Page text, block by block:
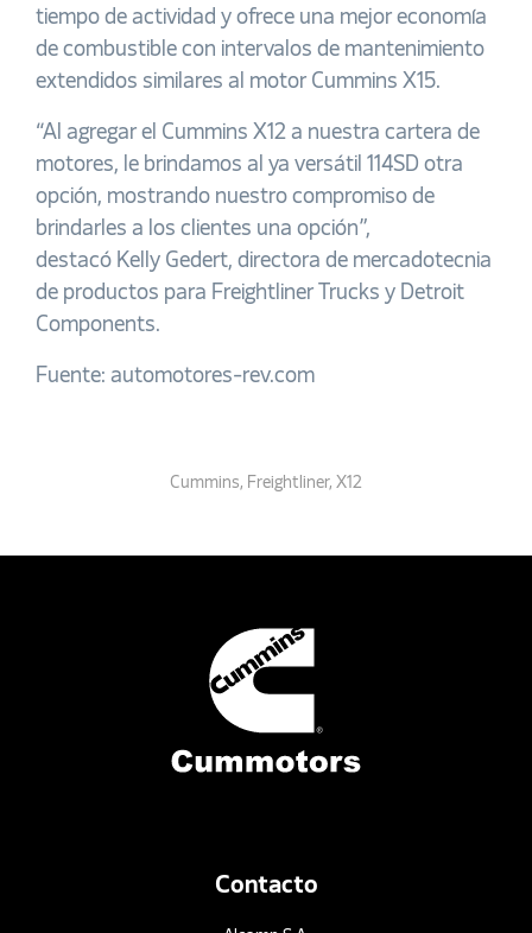
tiempo de actividad y ofrece una mejor economía
de combustible con intervalos de mantenimiento
extendidos similares al motor Cummins X15.
“Al agregar el Cummins X12 a nuestra cartera de
motores, le brindamos al ya versátil 114SD otra
opción, mostrando nuestro compromiso de
brindarles a los clientes una opción”,
destacó Kelly Gedert, directora de mercadotecnia
de productos para Freightliner Trucks y Detroit
Components.
Fuente: automotores-rev.com
Cummins, Freightliner, X12
Contacto